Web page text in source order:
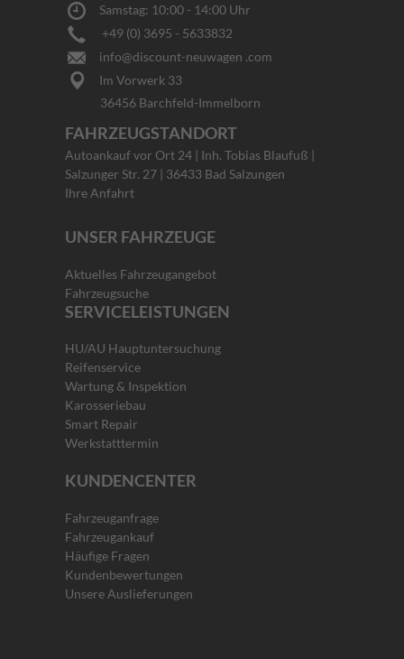
Samstag: 10:00 - 14:00 Uhr
+49 (0) 3695 - 5633832
info@discount-neuwagen .com
Im Vorwerk 33
36456 Barchfeld-Immelborn
FAHRZEUGSTANDORT
Autoankauf vor Ort 24 | Inh. Tobias Blaufuß |
Salzunger Str. 27 | 36433 Bad Salzungen
Ihre Anfahrt
UNSER FAHRZEUGE
Aktuelles Fahrzeugangebot
Fahrzeugsuche
SERVICELEISTUNGEN
HU/AU Hauptuntersuchung
Reifenservice
Wartung & Inspektion
Karosseriebau
Smart Repair
Werkstatttermin
KUNDENCENTER
Fahrzeuganfrage
Fahrzeugankauf
Häufige Fragen
Kundenbewertungen
Unsere Auslieferungen